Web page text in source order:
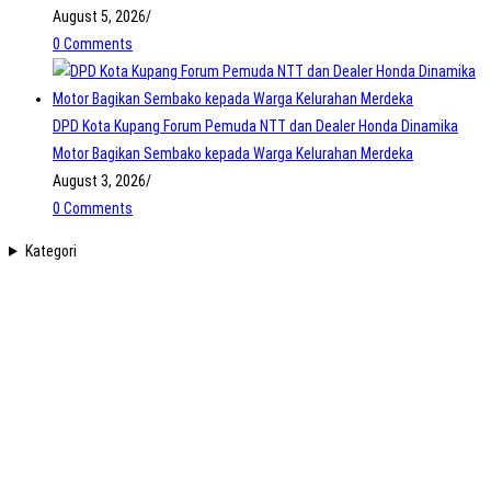
August 5, 2026/
0 Comments
DPD Kota Kupang Forum Pemuda NTT dan Dealer Honda Dinamika
Motor Bagikan Sembako kepada Warga Kelurahan Merdeka
August 3, 2026/
0 Comments
Kategori